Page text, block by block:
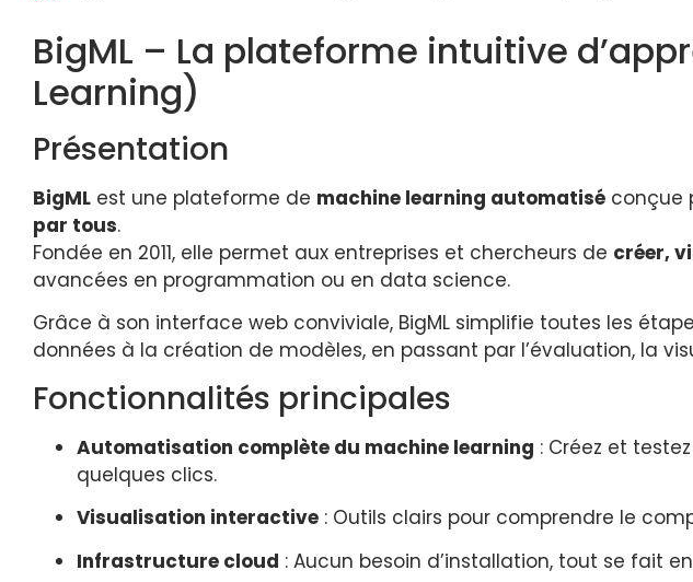
BigML – La plateforme intuitive
Learning)
Présentation
BigML est une plateforme de machine learning automatisé conçue
par tous.
Fondée en 2011, elle permet aux entreprises et chercheurs de créer,
avancées en programmation ou en data science.
Grâce à son interface web conviviale, BigML simplifie toutes les
données à la création de modèles, en passant par l’évaluation, la
Fonctionnalités principales
Automatisation complète du machine learning : Créez et
quelques clics.
Visualisation interactive : Outils clairs pour comprendre le
Infrastructure cloud : Aucun besoin d’installation, tout se fait